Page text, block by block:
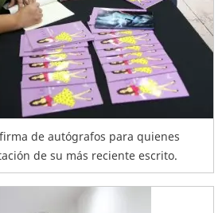
de autógrafos para quienes
de su más reciente escrito.